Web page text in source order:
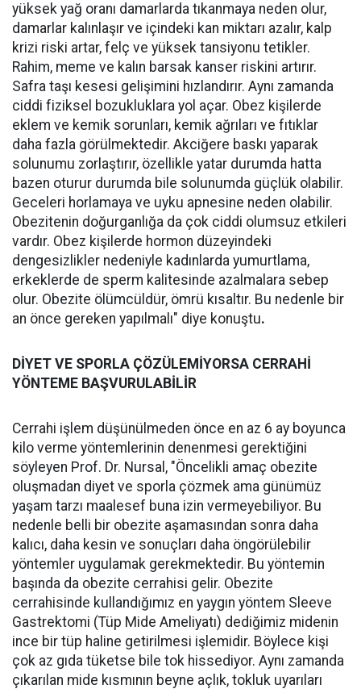
yüksek yağ oranı damarlarda tıkanmaya neden olur,
damarlar kalınlaşır ve içindeki kan miktarı azalır, kalp
krizi riski artar, felç ve yüksek tansiyonu tetikler.
Rahim, meme ve kalın barsak kanser riskini artırır.
Safra taşı kesesi gelişimini hızlandırır. Aynı zamanda
ciddi fiziksel bozukluklara yol açar. Obez kişilerde
eklem ve kemik sorunları, kemik ağrıları ve fıtıklar
daha fazla görülmektedir. Akciğere baskı yaparak
solunumu zorlaştırır, özellikle yatar durumda hatta
bazen oturur durumda bile solunumda güçlük olabilir.
Geceleri horlamaya ve uyku apnesine neden olabilir.
Obezitenin doğurganlığa da çok ciddi olumsuz etkileri
vardır. Obez kişilerde hormon düzeyindeki
dengesizlikler nedeniyle kadınlarda yumurtlama,
erkeklerde de sperm kalitesinde azalmalara sebep
olur. Obezite ölümcüldür, ömrü kısaltır. Bu nedenle bir
an önce gereken yapılmalı" diye konuştu.
DİYET VE SPORLA ÇÖZÜLEMİYORSA CERRAHİ
YÖNTEME BAŞVURULABİLİR
Cerrahi işlem düşünülmeden önce en az 6 ay boyunca
kilo verme yöntemlerinin denenmesi gerektiğini
söyleyen Prof. Dr. Nursal, "Öncelikli amaç obezite
oluşmadan diyet ve sporla çözmek ama günümüz
yaşam tarzı maalesef buna izin vermeyebiliyor. Bu
nedenle belli bir obezite aşamasından sonra daha
kalıcı, daha kesin ve sonuçları daha öngörülebilir
yöntemler uygulamak gerekmektedir. Bu yöntemin
başında da obezite cerrahisi gelir. Obezite
cerrahisinde kullandığımız en yaygın yöntem Sleeve
Gastrektomi (Tüp Mide Ameliyatı) dediğimiz midenin
ince bir tüp haline getirilmesi işlemidir. Böylece kişi
çok az gıda tüketse bile tok hissediyor. Aynı zamanda
çıkarılan mide kısmının beyne açlık, tokluk uyarıları